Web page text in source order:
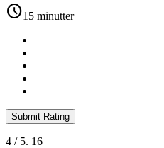
schedule15 minutter
Submit Rating
4 / 5. 16